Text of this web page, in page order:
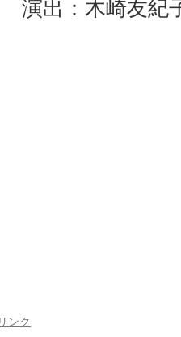
演出：木崎友紀
ンク